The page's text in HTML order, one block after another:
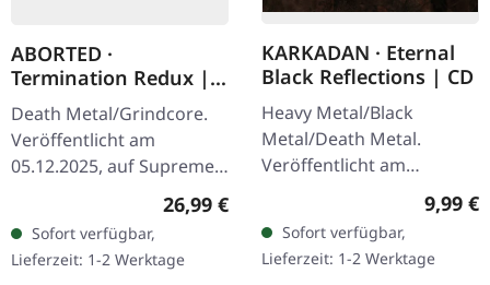
ABORTED ·
Termination Redux |
ORANGE/BLACK
SPLATTER LP
Death Metal/Grindcore.
Veröffentlicht am
05.12.2025, auf Supreme
Orangenes Vinyl mit
schwarzen Splattern -
"Slash Splatter Vinyl".…
Regulärer Preis:
26,99 €
Sofort verfügbar,
Lieferzeit: 1-2 Werktage
KARKADAN · Eternal
Black Reflections | CD
Heavy Metal/Black
Metal/Death Metal.
Veröffentlicht am
19.01.2002, auf Supreme
Chaos Records. CD im
Jewelcase. Neuauflage mit
neuem Artwork,…
9,99 €
Sofort verfügbar,
Lieferzeit: 1-2 Werktage